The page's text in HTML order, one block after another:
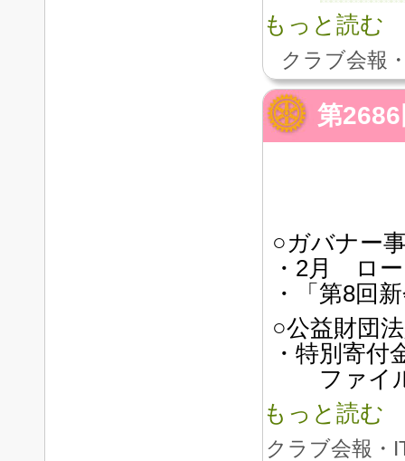
もっと読む
クラブ会報
第
○ガバナー
・2月 ロ
・「第8回
○公益財団
・特別寄
ファイル
もっと読む
クラブ会報・